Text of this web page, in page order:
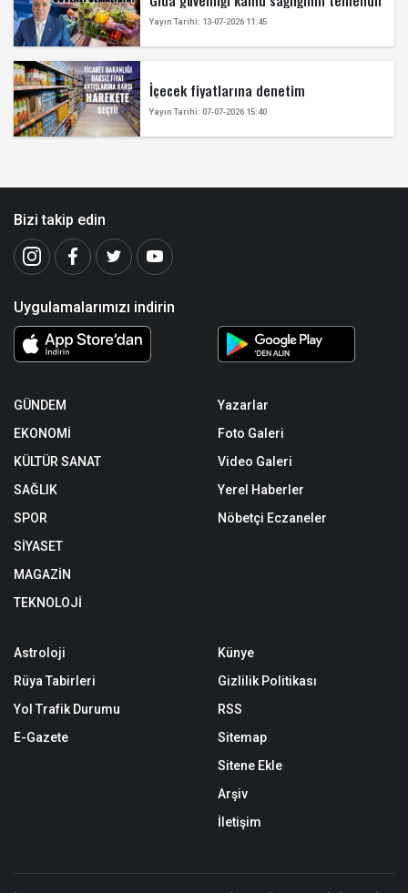
Yayın Tarihi: 13-07-2026 11:45
İçecek fiyatlarına denetim
Yayın Tarihi: 07-07-2026 15:40
Bizi takip edin
Uygulamalarımızı indirin
GÜNDEM
EKONOMİ
KÜLTÜR SANAT
SAĞLIK
SPOR
SİYASET
MAGAZİN
TEKNOLOJİ
Yazarlar
Foto Galeri
Video Galeri
Yerel Haberler
Nöbetçi Eczaneler
Astroloji
Rüya Tabirleri
Yol Trafik Durumu
E-Gazete
Künye
Gizlilik Politikası
RSS
Sitemap
Sitene Ekle
Arşiv
İletişim